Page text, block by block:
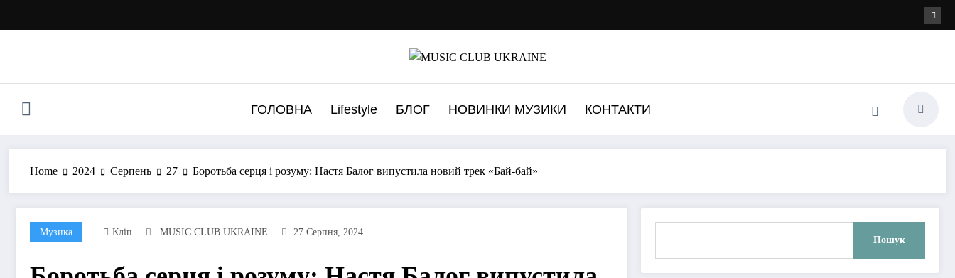
ГОЛОВНА Lifestyle БЛОГ НОВИНКИ МУЗИКИ КОНТАКТИ
Home 2024 Серпень 27 Боротьба серця і розуму: Настя Балог випустила новий трек «Бай-бай»
Музика Кліп MUSIC CLUB UKRAINE 27 Серпня, 2024
Пошук